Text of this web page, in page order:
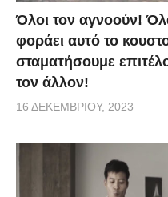
Όλοι τον αγνοούν!
φοράει αυτό το
σταματήσουμε
τον άλλον!
16 ΔΕΚΕΜΒΡΊΟΥ, 2023